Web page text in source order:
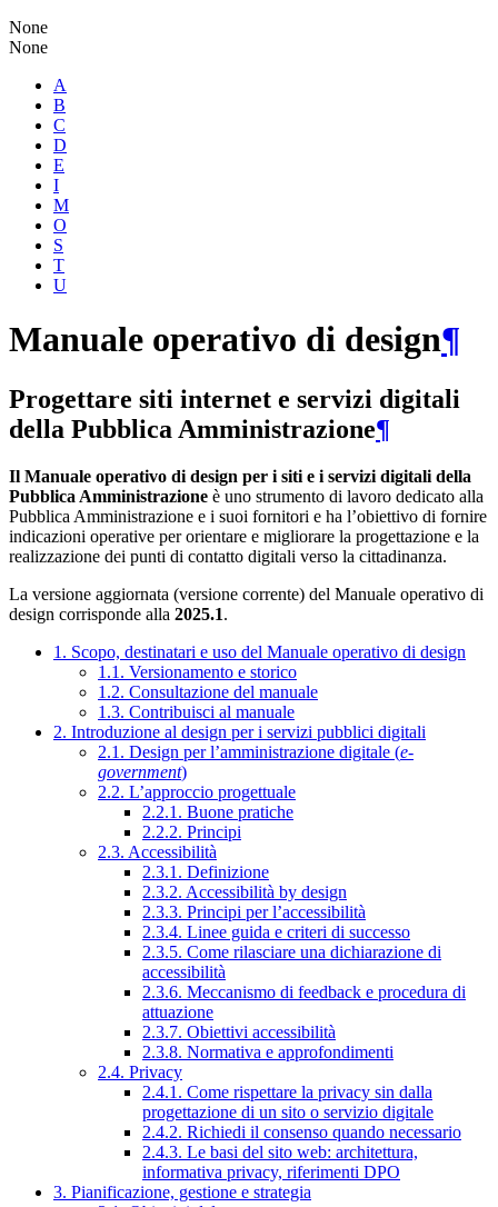
None
None
A
B
C
D
E
I
M
O
S
T
U
Manuale operativo di design¶
Progettare siti internet e servizi digitali
della Pubblica Amministrazione¶
Il Manuale operativo di design per i siti e i servizi digitali della
Pubblica Amministrazione è uno strumento di lavoro dedicato alla
Pubblica Amministrazione e i suoi fornitori e ha l’obiettivo di fornire
indicazioni operative per orientare e migliorare la progettazione e la
realizzazione dei punti di contatto digitali verso la cittadinanza.
La versione aggiornata (versione corrente) del Manuale operativo di
design corrisponde alla 2025.1.
1. Scopo, destinatari e uso del Manuale operativo di design
1.1. Versionamento e storico
1.2. Consultazione del manuale
1.3. Contribuisci al manuale
2. Introduzione al design per i servizi pubblici digitali
2.1. Design per l’amministrazione digitale (e-
government)
2.2. L’approccio progettuale
2.2.1. Buone pratiche
2.2.2. Principi
2.3. Accessibilità
2.3.1. Definizione
2.3.2. Accessibilità by design
2.3.3. Principi per l’accessibilità
2.3.4. Linee guida e criteri di successo
2.3.5. Come rilasciare una dichiarazione di
accessibilità
2.3.6. Meccanismo di feedback e procedura di
attuazione
2.3.7. Obiettivi accessibilità
2.3.8. Normativa e approfondimenti
2.4. Privacy
2.4.1. Come rispettare la privacy sin dalla
progettazione di un sito o servizio digitale
2.4.2. Richiedi il consenso quando necessario
2.4.3. Le basi del sito web: architettura,
informativa privacy, riferimenti DPO
3. Pianificazione, gestione e strategia